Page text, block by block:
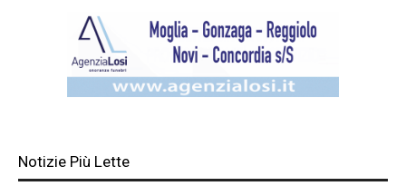
Notizie Più Lette